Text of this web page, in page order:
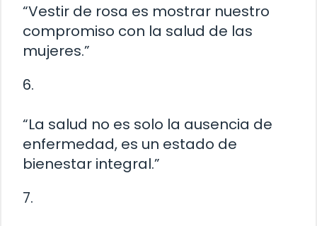
“Vestir de rosa es mostrar nuestro
compromiso con la salud de las
mujeres.”
6.
“La salud no es solo la ausencia de
enfermedad, es un estado de
bienestar integral.”
7.